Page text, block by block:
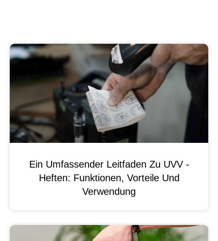
Ein Umfassender Leitfaden Zu UVV -
Heften: Funktionen, Vorteile Und
Verwendung